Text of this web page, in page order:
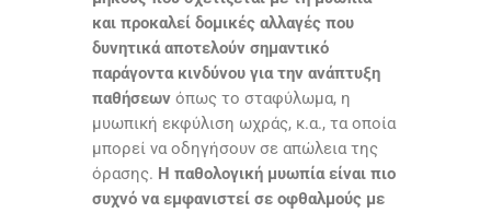
και προκαλεί δομικές αλλαγές που
δυνητικά αποτελούν σημαντικό
παράγοντα κινδύνου για την ανάπτυξη
παθήσεων όπως το σταφύλωμα, η
μυωπική εκφύλιση ωχράς, κ.α., τα οποία
μπορεί να οδηγήσουν σε απώλεια της
όρασης. Η παθολογική μυωπία είναι πιο
συχνό να εμφανιστεί σε οφθαλμούς με